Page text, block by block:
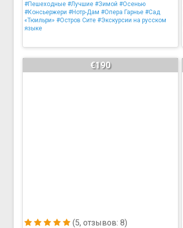
#Пешеходные #Лучшие #Зимой #Осенью
#Консьержери #Нотр-Дам #Опера Гарнье #Сад
«Тюильри» #Остров Сите #Экскурсии на русском
языке
(5, отзывов: 8)
€190